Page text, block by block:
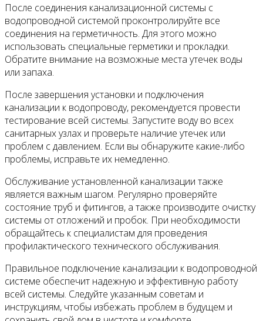
После соединения канализационной системы с
водопроводной системой проконтролируйте все
соединения на герметичность. Для этого можно
использовать специальные герметики и прокладки.
Обратите внимание на возможные места утечек воды
или запаха.
После завершения установки и подключения
канализации к водопроводу, рекомендуется провести
тестирование всей системы. Запустите воду во всех
санитарных узлах и проверьте наличие утечек или
проблем с давлением. Если вы обнаружите какие-либо
проблемы, исправьте их немедленно.
Обслуживание установленной канализации также
является важным шагом. Регулярно проверяйте
состояние труб и фитингов, а также производите очистку
системы от отложений и пробок. При необходимости
обращайтесь к специалистам для проведения
профилактического технического обслуживания.
Правильное подключение канализации к водопроводной
системе обеспечит надежную и эффективную работу
всей системы. Следуйте указанным советам и
инструкциям, чтобы избежать проблем в будущем и